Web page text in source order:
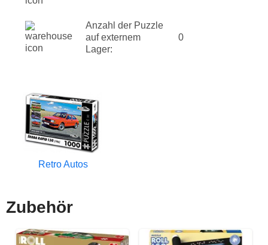
Anzahl der Puzzle
auf externem
Lager:
0
Retro Autos
Zubehör